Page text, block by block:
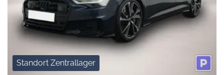
Standort Zentrallager